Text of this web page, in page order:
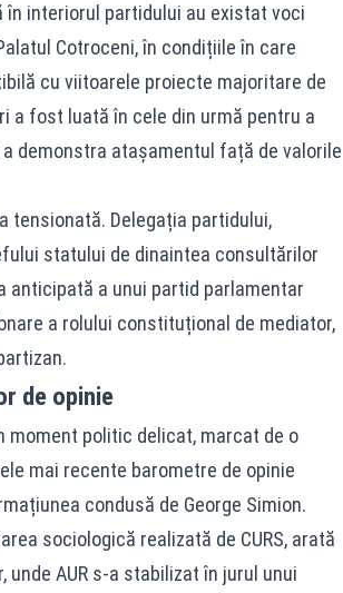
interiorul partidului au existat voci
Cotroceni, în condițiile în care
cu viitoarele proiecte majoritare de
a fost luată în cele din urmă pentru a
demonstra atașamentul față de valorile
tensionată. Delegația partidului,
statului de dinaintea consultărilor
anticipată a unui partid parlamentar
a rolului constituțional de mediator,
de opinie
politic delicat, marcat de o
mai recente barometre de opinie
condusă de George Simion.
sociologică realizată de CURS, arată
AUR s-a stabilizat în jurul unui